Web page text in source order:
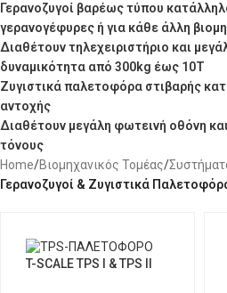
Γερανοζυγοί βαρέως τύπου
γερανογέφυρες ή για κάθε άλλη
Διαθέτουν τηλεχειριστήριο και
δυναμικότητα από 300kg έως 10Τ
Ζυγιστικά παλετοφόρα στιβαρής
αντοχής
Διαθέτουν μεγάλη φωτεινή οθόνη
τόνους
Home/Βιομηχανικός Τομέας/
Γερανοζυγοί & Ζυγιστικά
T-SCALE TPS I & TPS II